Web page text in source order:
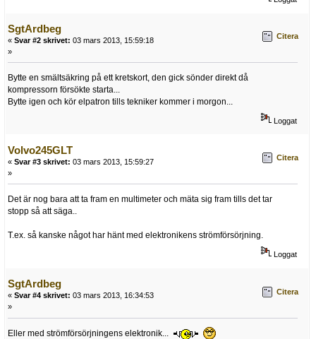
SgtArdbeg
« Svar #2 skrivet: 03 mars 2013, 15:59:18
»
Citera
Bytte en smältsäkring på ett kretskort, den gick sönder direkt då
kompressorn försökte starta...
Bytte igen och kör elpatron tills tekniker kommer i morgon...
Loggat
Volvo245GLT
« Svar #3 skrivet: 03 mars 2013, 15:59:27
»
Citera
Det är nog bara att ta fram en multimeter och mäta sig fram tills det tar
stopp så att säga..
T.ex. så kanske något har hänt med elektronikens strömförsörjning.
Loggat
SgtArdbeg
« Svar #4 skrivet: 03 mars 2013, 16:34:53
»
Citera
Eller med strömförsörjningens elektronik...